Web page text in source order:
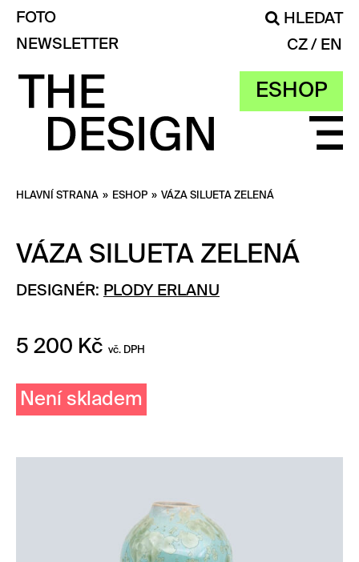
ESHOP
FOTO
HLEDAT
NEWSLETTER
CZ EN
HLAVNÍ STRANA » ESHOP » VÁZA SILUETA ZELENÁ
VÁZA SILUETA ZELENÁ
DESIGNÉR: PLODY ERLANU
5 200 Kč vč. DPH
Není skladem